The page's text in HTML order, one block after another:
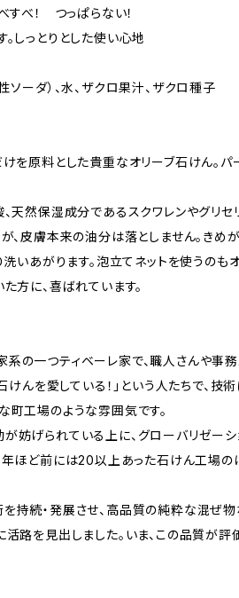
すべ！ つっぱらない！
しっとりとした使い心地
ソーダ）、水、ザクロ果汁、ザクロ種子
を原料とした貴重なオリーブ石けん。パ
天然保湿成分であるスクワレンやグリセ
、皮膚本来の油分は落としません。きめ
いあがります。泡立てネットを使うのも
方に、喜ばれています。
の一つティベーレ家で、職人さんや事務
んを愛している！」という人たちで、技術
町工場のような雰囲気です。
妨げられている上に、グローバリゼーシ
ほど前には20以上あった石けん工場の
持続・発展させ、高品質の純粋な混ぜ物
路を見出しました。いま、この品質が評